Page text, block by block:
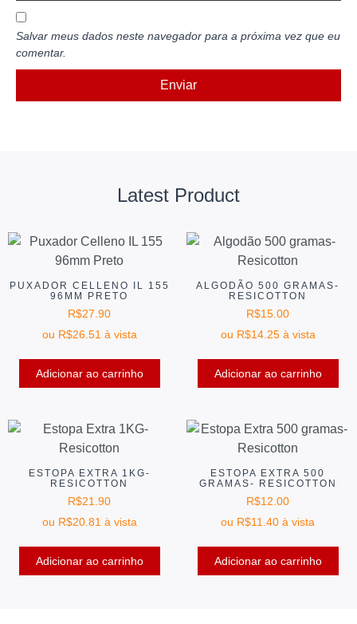
Salvar meus dados neste navegador para a próxima vez que eu
comentar.
Latest Product
PUXADOR CELLENO IL 155
96MM PRETO
R$27.90
ou R$26.51 à vista
Adicionar ao carrinho
ALGODÃO 500 GRAMAS-
RESICOTTON
R$15.00
ou R$14.25 à vista
Adicionar ao carrinho
ESTOPA EXTRA 1KG-
RESICOTTON
R$21.90
ou R$20.81 à vista
Adicionar ao carrinho
ESTOPA EXTRA 500
GRAMAS- RESICOTTON
R$12.00
ou R$11.40 à vista
Adicionar ao carrinho